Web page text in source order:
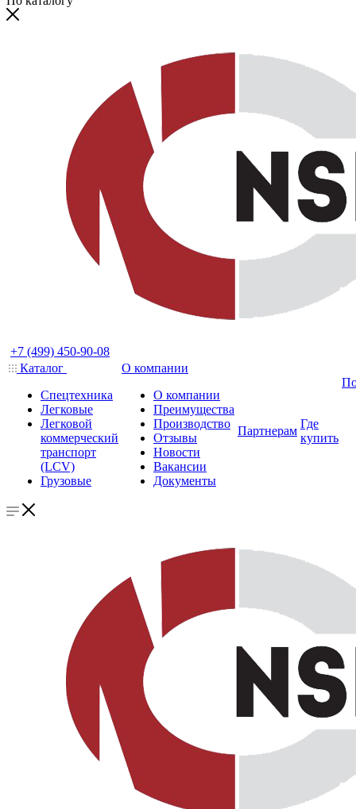
+7 (499) 450-90-08
Каталог
Спецтехника
Легковые
Легковой
коммерческий
транспорт
(LCV)
Грузовые
О компании
О компании
Преимущества
Производство
Отзывы
Новости
Вакансии
Документы
Партнерам
Где
купить